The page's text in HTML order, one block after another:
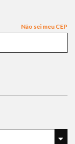
Não sei meu CEP